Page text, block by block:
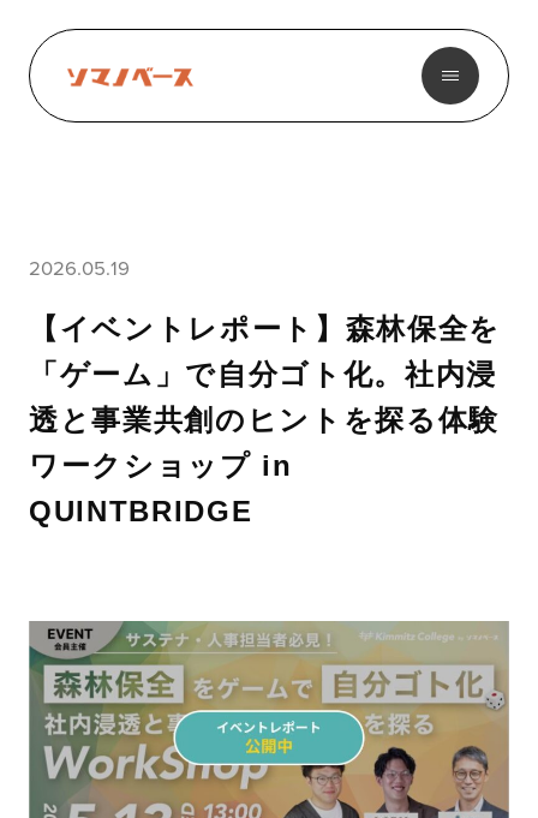
2026.05.19
【イベントレポート】森林保全を
「ゲーム」で自分ゴト化。社内浸
透と事業共創のヒントを探る体験
ワークショップ in
QUINTBRIDGE